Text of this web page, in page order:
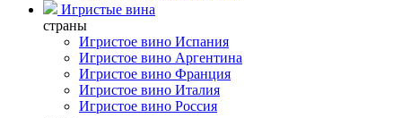
Игристые вина
страны
Игристое вино Испания
Игристое вино Аргентина
Игристое вино Франция
Игристое вино Италия
Игристое вино Россия